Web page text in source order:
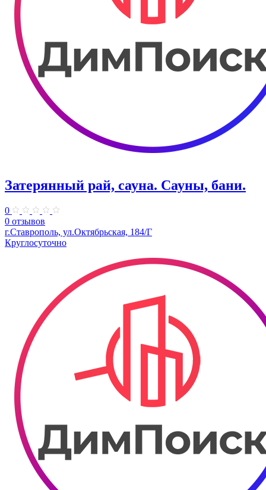
Затерянный рай, сауна. Сауны, бани.
0
0 отзывов
г.Ставрополь, ул.Октябрьская, 184/Г
Круглосуточно